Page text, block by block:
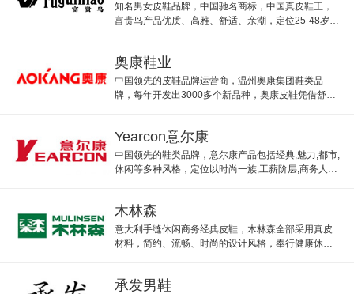
知名男女皮鞋品牌，中国驰名商标，中国真皮鞋王，
富贵鸟产品优质、高雅、舒适、亲潮，定位25-48岁中
奥康鞋业
中国领先的皮鞋品牌运营商，温州奥康集团鞋类品
牌，每年开发出3000多个新品种，奥康皮鞋凭借舒适
Yearcon意尔康
中国领先的鞋类品牌，意尔康产品包括经典,魅力,都市,
休闲等多种风格，定位以时尚一族,工薪阶层,商务人士
木林森
意大利手缝休闲商务经典皮鞋，木林森全部采用真皮
材料，简约、流畅、时尚的设计风格，奉行健康休闲
承发男鞋